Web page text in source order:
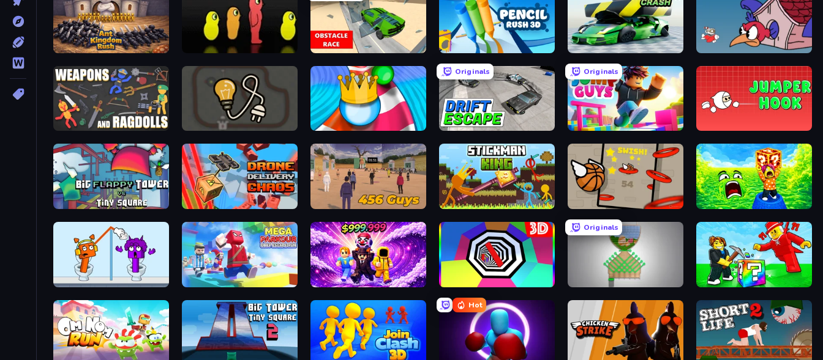
Ant Kingdom Rush Duck Life 3 Obstacle Race: Destroying Simulator! Pencil Rush Sportcars Crash Cuphead
Weapons and Ragdolls Light The Lamp Aquapark Balls Party
Originals
Drift Escape
Originals
Jump Guys
Big FLAPPY Tower Tiny Square Drone Delivery Chaos 456 Guys Stickman King Flappy Dunk Save Memerots: Acid Lava lake
Square Punki Long Hand Mega Parkour: Obby Escape Run Obby - BrainWave Color Tunnel
Originals
Pull the Pin Break a Lucky Blocks with Brainrots
Hot